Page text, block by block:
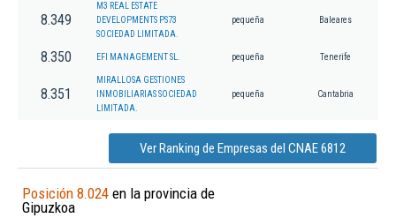
8.349
M3 REAL ESTATE
DEVELOPMENTS PS73
SOCIEDAD LIMITADA.
pequeña Baleares
8.350 EFI MANAGEMENT SL. pequeña Tenerife
8.351
MIRALLOSA GESTIONES
INMOBILIARIAS SOCIEDAD
LIMITADA.
pequeña Cantabria
Ver Ranking de Empresas del CNAE 6812
Posición 8.024 en la provincia de
Gipuzkoa